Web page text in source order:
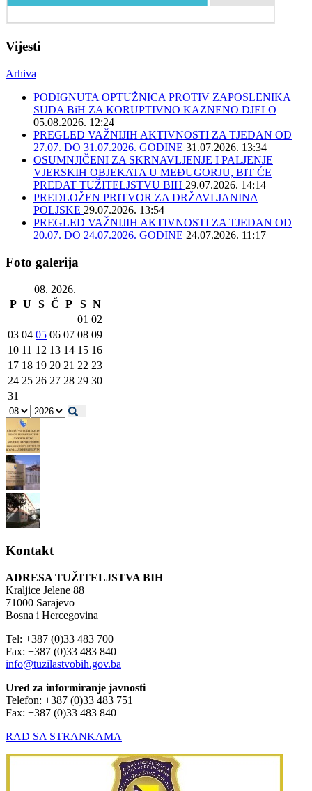
Vijesti
Arhiva
PODIGNUTA OPTUŽNICA PROTIV ZAPOSLENIKA
SUDA BiH ZA KORUPTIVNO KAZNENO DJELO
05.08.2026. 12:24
PREGLED VAŽNIJIH AKTIVNOSTI ZA TJEDAN OD
27.07. DO 31.07.2026. GODINE 31.07.2026. 13:34
OSUMNJIČENI ZA SKRNAVLJENJE I PALJENJE
VJERSKIH OBJEKATA U MEĐUGORJU, BIT ĆE
PREDAT TUŽITELJSTVU BIH 29.07.2026. 14:14
PREDLOŽEN PRITVOR ZA DRŽAVLJANINA
POLJSKE 29.07.2026. 13:54
PREGLED VAŽNIJIH AKTIVNOSTI ZA TJEDAN OD
20.07. DO 24.07.2026. GODINE 24.07.2026. 11:17
Foto galerija
08. 2026.
P U S Č P S N
01 02
03 04 05 06 07 08 09
10 11 12 13 14 15 16
17 18 19 20 21 22 23
24 25 26 27 28 29 30
31
Kontakt
ADRESA TUŽITELJSTVA BIH
Kraljice Jelene 88
71000 Sarajevo
Bosna i Hercegovina
Tel: +387 (0)33 483 700
Fax: +387 (0)33 483 840
info@tuzilastvobih.gov.ba
Ured za informiranje javnosti
Telefon: +387 (0)33 483 751
Fax: +387 (0)33 483 840
RAD SA STRANKAMA